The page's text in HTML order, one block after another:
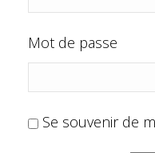
Mot de passe
Se souvenir de